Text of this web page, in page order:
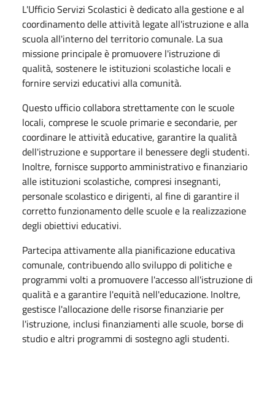
L'Ufficio Servizi Scolastici è dedicato alla gestione e al
coordinamento delle attività legate all'istruzione e alla
scuola all'interno del territorio comunale. La sua
missione principale è promuovere l'istruzione di
qualità, sostenere le istituzioni scolastiche locali e
fornire servizi educativi alla comunità.
Questo ufficio collabora strettamente con le scuole
locali, comprese le scuole primarie e secondarie, per
coordinare le attività educative, garantire la qualità
dell'istruzione e supportare il benessere degli studenti.
Inoltre, fornisce supporto amministrativo e finanziario
alle istituzioni scolastiche, compresi insegnanti,
personale scolastico e dirigenti, al fine di garantire il
corretto funzionamento delle scuole e la realizzazione
degli obiettivi educativi.
Partecipa attivamente alla pianificazione educativa
comunale, contribuendo allo sviluppo di politiche e
programmi volti a promuovere l'accesso all'istruzione di
qualità e a garantire l'equità nell'educazione. Inoltre,
gestisce l'allocazione delle risorse finanziarie per
l'istruzione, inclusi finanziamenti alle scuole, borse di
studio e altri programmi di sostegno agli studenti.